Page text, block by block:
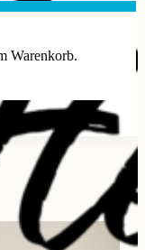
Warenkorb.